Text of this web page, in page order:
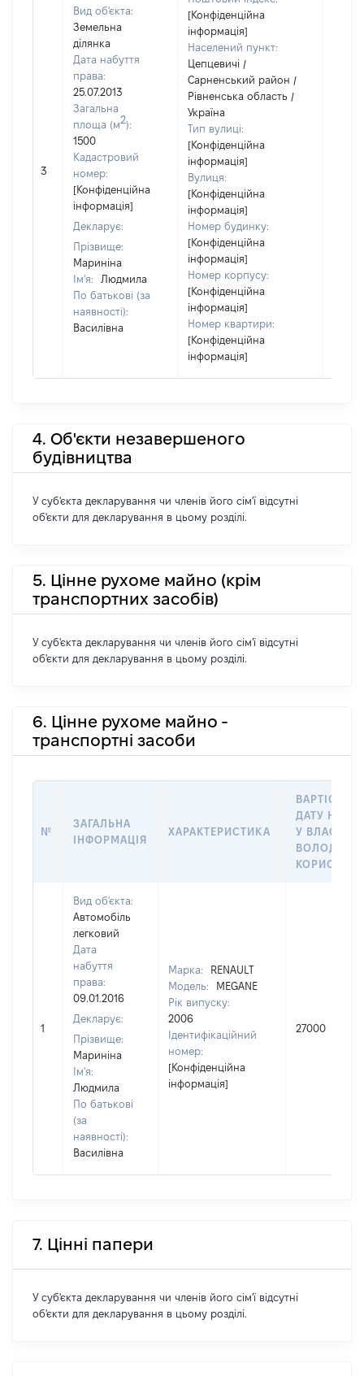
3
Вид об'єкта:
Земельна
ділянка
Дата набуття
права:
25.07.2013
Загальна
площа (м2):
1500
Кадастровий
номер:
[Конфіденційна
інформація]
Декларує:
Прізвище:
Мариніна
Ім'я:
Людмила
По батькові (за
наявності):
Василівна
[Конфіденційна
інформація]
Населений пункт:
Цепцевичі /
Сарненський район /
Рівненська область /
Україна
Тип вулиці:
[Конфіденційна
інформація]
Вулиця:
[Конфіденційна
інформація]
Номер будинку:
[Конфіденційна
інформація]
Номер корпусу:
[Конфіденційна
інформація]
Номер квартири:
[Конфіденційна
інформація]
4. Об'єкти незавершеного
будівництва
У суб'єкта декларування чи членів його сім'ї відсутні
об'єкти для декларування в цьому розділі.
5. Цінне рухоме майно (крім
транспортних засобів)
У суб'єкта декларування чи членів його сім'ї відсутні
об'єкти для декларування в цьому розділі.
6. Цінне рухоме майно -
транспортні засоби
№
ЗАГАЛЬНА
ІНФОРМАЦІЯ
ХАРАКТЕРИСТИКА
ВАРТІСТЬ
ДАТУ
У
1
Вид об'єкта:
Автомобіль
легковий
Дата
набуття
права:
09.01.2016
Декларує:
Прізвище:
Мариніна
Ім'я:
Людмила
По батькові
(за
наявності):
Василівна
Марка:
RENAULT
Модель:
MEGANE
Рік випуску:
2006
Ідентифікаційний
номер:
[Конфіденційна
інформація]
27000
7. Цінні папери
У суб'єкта декларування чи членів його сім'ї відсутні
об'єкти для декларування в цьому розділі.